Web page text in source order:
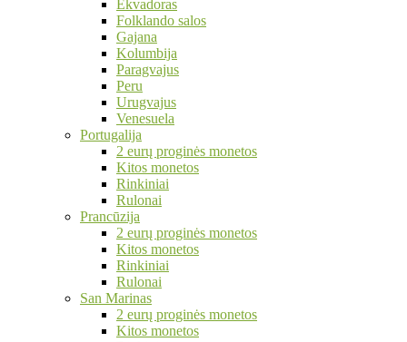
Ekvadoras
Folklando salos
Gajana
Kolumbija
Paragvajus
Peru
Urugvajus
Venesuela
Portugalija
2 eurų proginės monetos
Kitos monetos
Rinkiniai
Rulonai
Prancūzija
2 eurų proginės monetos
Kitos monetos
Rinkiniai
Rulonai
San Marinas
2 eurų proginės monetos
Kitos monetos